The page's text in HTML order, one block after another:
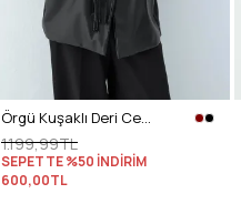
Örgü Kuşaklı Deri Ceket 51007 - SİYAH
1.199,99TL
SEPETTE %50 İNDİRİM
600,00TL